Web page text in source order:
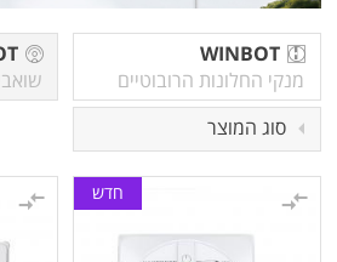
WINBOT
מנקי החלונות הרובוטיים
סוג המוצר
חדש